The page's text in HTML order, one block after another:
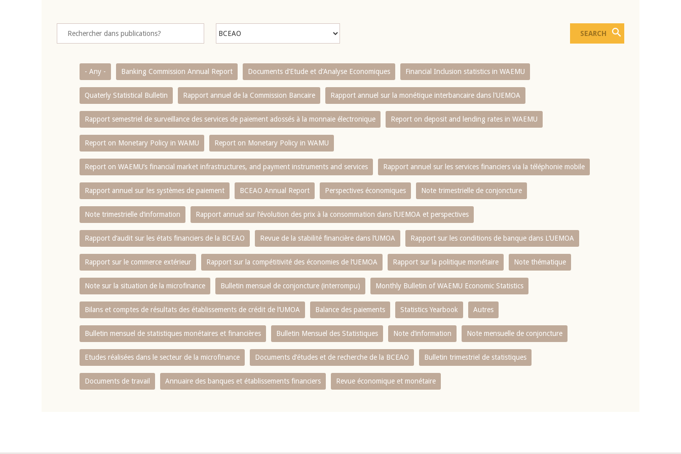
- Any - Banking Commission Annual Report Documents d’Etude et d’Analyse Economiques Financial Inclusion statistics in WAEMU
Quaterly Statistical Bulletin Rapport annuel de la Commission Bancaire Rapport annuel sur la monétique interbancaire dans l'UEMOA
Rapport semestriel de surveillance des services de paiement adossés à la monnaie électronique Report on deposit and lending rates in WAEMU
Report on Monetary Policy in WAMU Report on Monetary Policy in WAMU
Report on WAEMU’s financial market infrastructures, and payment instruments and services Rapport annuel sur les services financiers via la téléphonie mobile
Rapport annuel sur les systèmes de paiement BCEAO Annual Report Perspectives économiques Note trimestrielle de conjoncture
Note trimestrielle d‘information Rapport annuel sur l‘évolution des prix à la consommation dans l‘UEMOA et perspectives
Rapport d‘audit sur les états financiers de la BCEAO Revue de la stabilité financière dans l‘UMOA Rapport sur les conditions de banque dans L‘UEMOA
Rapport sur le commerce extérieur Rapport sur la compétitivité des économies de l‘UEMOA Rapport sur la politique monétaire Note thématique
Note sur la situation de la microfinance Bulletin mensuel de conjoncture (interrompu) Monthly Bulletin of WAEMU Economic Statistics
Bilans et comptes de résultats des établissements de crédit de l‘UMOA Balance des paiements Statistics Yearbook Autres
Bulletin mensuel de statistiques monétaires et financières Bulletin Mensuel des Statistiques Note d’information Note mensuelle de conjoncture
Etudes réalisées dans le secteur de la microfinance Documents d’études et de recherche de la BCEAO Bulletin trimestriel de statistiques
Documents de travail Annuaire des banques et établissements financiers Revue économique et monétaire